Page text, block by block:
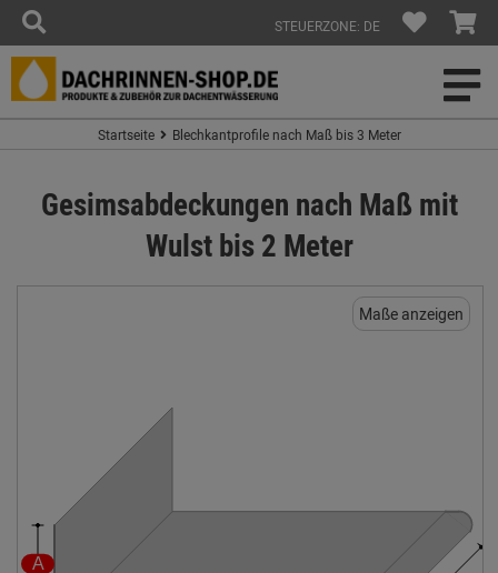
STEUERZONE: DE
Startseite Blechkantprofile nach Maß bis 3 Meter
Gesimsabdeckungen nach Maß mit
Wulst bis 2 Meter
Maße anzeigen